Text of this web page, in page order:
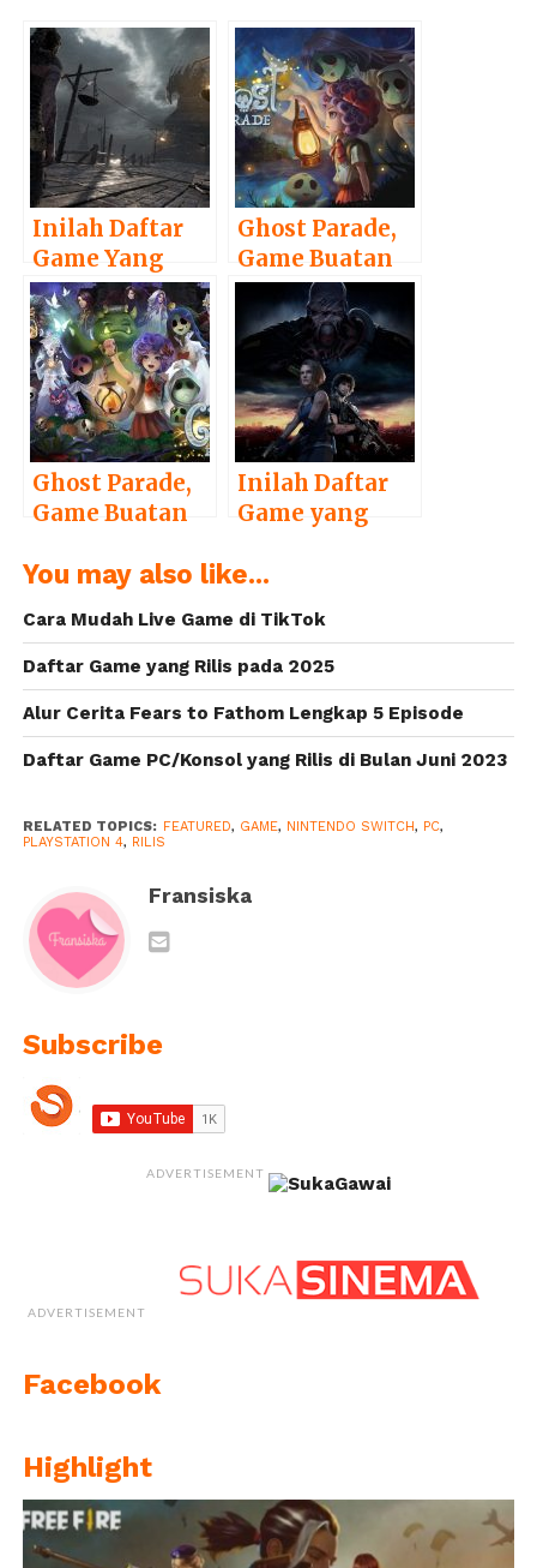
Inilah Daftar
Game Yang
Bakal Hadir di
Bulan Agustus
2017
Ghost Parade,
Game Buatan
Indonesia
yang Akan
Segera Rilis di
PS4, Switch,
dan PC
Ghost Parade,
Game Buatan
Rilis Hallowen
Inilah Daftar
Game yang
Tahun 2020
You may also like...
Cara Mudah Live Game di TikTok
Daftar Game yang Rilis pada 2025
Alur Cerita Fears to Fathom Lengkap 5 Episode
Daftar Game PC/Konsol yang Rilis di Bulan Juni 2023
RELATED TOPICS: FEATURED, GAME, NINTENDO SWITCH, PC,
PLAYSTATION 4, RILIS
Fransiska
Subscribe
ADVERTISEMENT
ADVERTISEMENT
Facebook
Highlight